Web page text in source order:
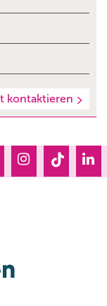
kontaktieren